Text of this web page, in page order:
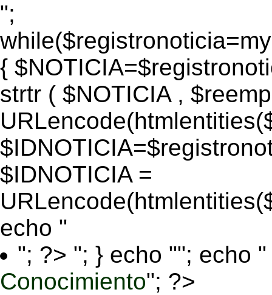
";
{
strtr ( $NOTICIA ,
$IDNOTICIA =
echo "
"; ?> "; } echo ""; echo "
Conocimiento"; ?>